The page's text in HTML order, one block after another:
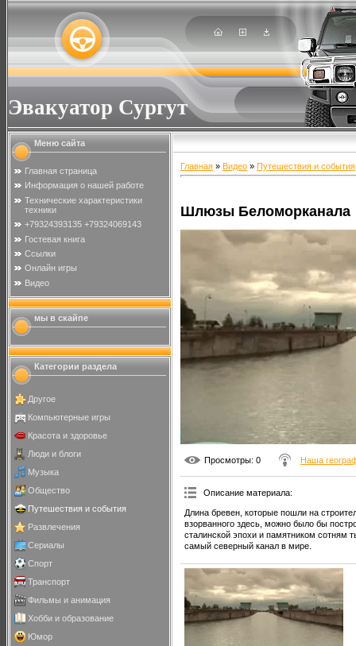
Эвакуатор Сургут
Меню сайта
Главная страница
Информация о нашей работе
Технические характеристики
техники
+79324393135 +79324069143
Гостевая книга
Ссылки
Онлайн игры
Видео
мы в скайпе
Категории раздела
Другое
Компьютерные игры
Красота и здоровье
Люди и блоги
Музыка
Общество
Путешествия и события
Развлечения
Сериалы
Спорт
Транспорт
Фильмы и анимация
Хобби и образование
Юмор
Главная » Видео » Путешествия и события
Шлюзы Беломорканала
Просмотры: 0 Наша
Описание материала:
Длина бревен, которые пошли на
взорванного здесь, можно было бы
сталинской эпохи и памятником сотням
самый северный канал в мире.